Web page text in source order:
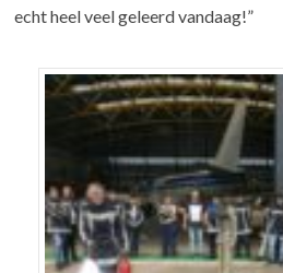
echt heel veel geleerd vandaag!”